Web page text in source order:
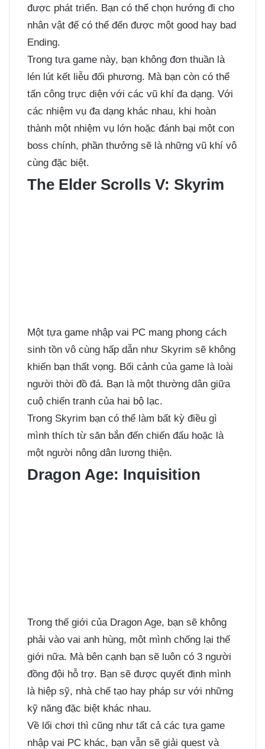
được phát triển. Bạn có thể chọn hướng đi cho
nhân vật để có thể đến được một good hay bad
Ending.
Trong tựa game này, bạn không đơn thuần là
lén lút kết liễu đối phương. Mà bạn còn có thể
tấn công trực diện với các vũ khí đa dạng. Với
các nhiệm vụ đa dạng khác nhau, khi hoàn
thành một nhiệm vụ lớn hoặc đánh bại một con
boss chính, phần thưởng sẽ là những vũ khí vô
cùng đặc biệt.
The Elder Scrolls V: Skyrim
Một tựa game nhập vai PC mang phong cách
sinh tồn vô cùng hấp dẫn như Skyrim sẽ không
khiến bạn thất vọng. Bối cảnh của game là loài
người thời đồ đá. Bạn là một thường dân giữa
cuộ chiến tranh của hai bộ lạc.
Trong Skyrim bạn có thể làm bất kỳ điều gì
mình thích từ săn bắn đến chiến đấu hoặc là
một người nông dân lương thiện.
Dragon Age: Inquisition
Trong thế giới của Dragon Age, bạn sẽ không
phải vào vai anh hùng, một mình chống lại thế
giới nữa. Mà bên cạnh bạn sẽ luôn có 3 người
đồng đội hỗ trợ. Bạn sẽ được quyết định mình
là hiệp sỹ, nhà chế tạo hay pháp sư với những
kỹ năng đặc biệt khác nhau.
Về lối chơi thì cũng như tất cả các tựa game
nhập vai PC khác, bạn vẫn sẽ giải quest và